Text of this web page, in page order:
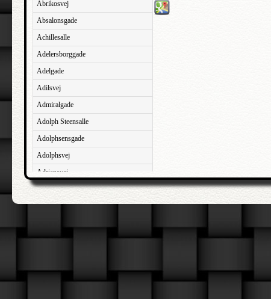
Abrikosvej
Absalonsgade
Achillesalle
Adelersborggade
Adelgade
Adilsvej
Admiralgade
Adolph Steensalle
Adolphsensgade
Adolphsvej
Adriansvej
Aftenbakken
Agavevej
Agermosen
Agersøgade